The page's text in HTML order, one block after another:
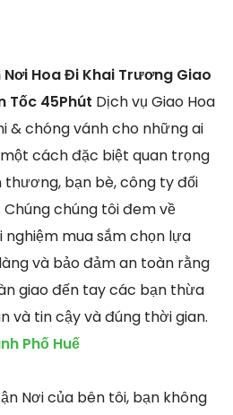
Nơi Hoa Đi Khai Trương Giao
Tốc 45Phút Dịch vụ Giao Hoa
& chóng vánh cho những ai
cách đặc biệt quan trọng
bạn bè, công ty đối
chúng tôi đem về
mua sắm chọn lựa
và bảo đảm an toàn rằng
giao đến tay các bạn thừa
và tin cậy và đúng thời gian.
Phố Huế
Nơi của bên tôi, bạn không